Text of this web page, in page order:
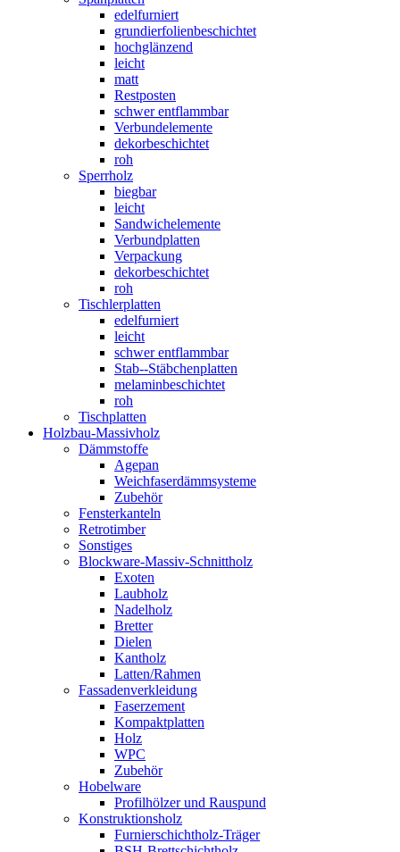
edelfurniert
grundierfolienbeschichtet
hochglänzend
leicht
matt
Restposten
schwer entflammbar
Verbundelemente
dekorbeschichtet
roh
Sperrholz
biegbar
leicht
Sandwichelemente
Verbundplatten
Verpackung
dekorbeschichtet
roh
Tischlerplatten
edelfurniert
leicht
schwer entflammbar
Stab--Stäbchenplatten
melaminbeschichtet
roh
Tischplatten
Holzbau-Massivholz
Dämmstoffe
Agepan
Weichfaserdämmsysteme
Zubehör
Fensterkanteln
Retrotimber
Sonstiges
Blockware-Massiv-Schnittholz
Exoten
Laubholz
Nadelholz
Bretter
Dielen
Kantholz
Latten/Rahmen
Fassadenverkleidung
Faserzement
Kompaktplatten
Holz
WPC
Zubehör
Hobelware
Profilhölzer und Rauspund
Konstruktionsholz
Furnierschichtholz-Träger